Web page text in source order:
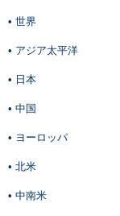
• 世界
• アジア太平洋
• 日本
• 中国
• ヨーロッパ
• 北米
• 中南米